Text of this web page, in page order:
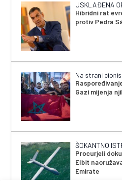
USKLAĐENA
Hibridni rat
protiv Pedra
Na strani
Gazi mijenja
ŠOKANTNO
Procurjeli
Elbit
Emirate